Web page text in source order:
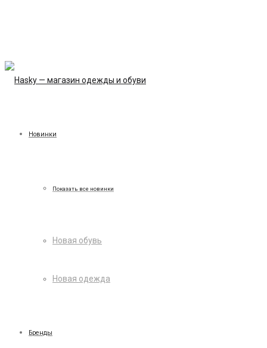
Новинки
Показать все новинки
Новая обувь
Новая одежда
Бренды